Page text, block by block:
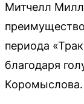
Митчелл
периода
благодаря
Коромыслова.